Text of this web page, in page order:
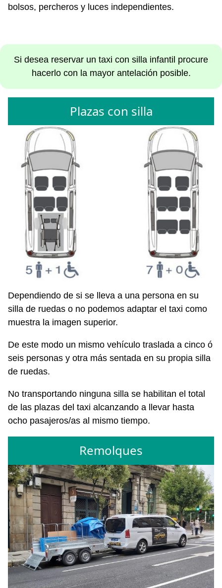
bolsos, percheros y luces independientes.
Si desea reservar un taxi con silla infantil procure
hacerlo con la mayor antelación posible.
Plazas con silla
Dependiendo de si se lleva a una persona en su
silla de ruedas o no podemos adaptar el taxi como
muestra la imagen superior.
De este modo un mismo vehículo traslada a cinco ó
seis personas y otra más sentada en su propia silla
de ruedas.
No transportando ninguna silla se habilitan el total
de las plazas del taxi alcanzando a llevar hasta
ocho pasajeros/as al mismo tiempo.
Remolques